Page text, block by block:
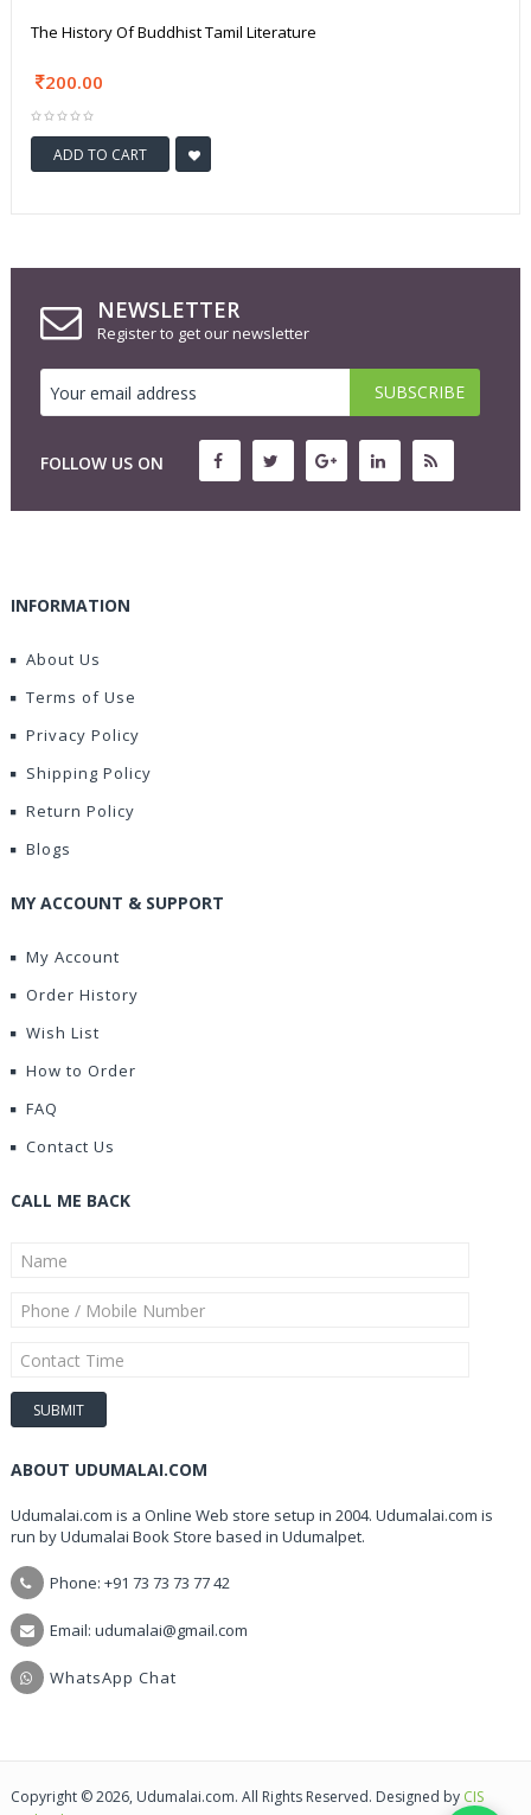
The History Of Buddhist Tamil Literature
200.00
ADD TO CART
NEWSLETTER
Register to get our newsletter
FOLLOW US ON
INFORMATION
About Us
Terms of Use
Privacy Policy
Shipping Policy
Return Policy
Blogs
MY ACCOUNT & SUPPORT
My Account
Order History
Wish List
How to Order
FAQ
Contact Us
CALL ME BACK
ABOUT UDUMALAI.COM
Udumalai.com is a Online Web store setup in 2004. Udumalai.com is
run by Udumalai Book Store based in Udumalpet.
Phone: +91 73 73 73 77 42
Email: udumalai@gmail.com
WhatsApp Chat
Copyright © 2026, Udumalai.com. All Rights Reserved. Designed by CIS